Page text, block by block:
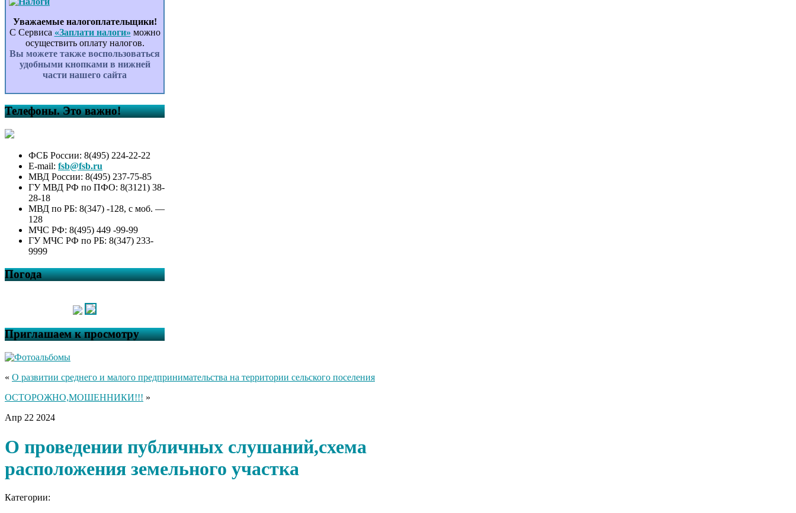
Уважаемые налогоплательщики!
С Сервиса «Заплати налоги» можно
осуществить оплату налогов.
Вы можете также воспользоваться
удобными кнопками в нижней
части нашего сайта
Телефоны. Это важно!
ФСБ России: 8(495) 224-22-22
E-mail: fsb@fsb.ru
МВД России: 8(495) 237-75-85
ГУ МВД РФ по ПФО: 8(3121) 38-
28-18
МВД по РБ: 8(347) -128, с моб. —
128
МЧС РФ: 8(495) 449 -99-99
ГУ МЧС РФ по РБ: 8(347) 233-
9999
Погода
Приглашаем к просмотру
« О развитии среднего и малого предпринимательства на территории сельского поселения
ОСТОРОЖНО,МОШЕННИКИ!!! »
Апр 22 2024
О проведении публичных слушаний,схема
расположения земельного участка
Категории: